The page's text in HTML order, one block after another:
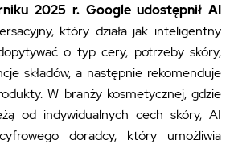
2025 r. Google udostępnił AI
który działa jak inteligentny
o typ cery, potrzeby skóry,
składów, a następnie rekomenduje
W branży kosmetycznej, gdzie
od indywidualnych cech skóry, AI
doradcy, który umożliwia